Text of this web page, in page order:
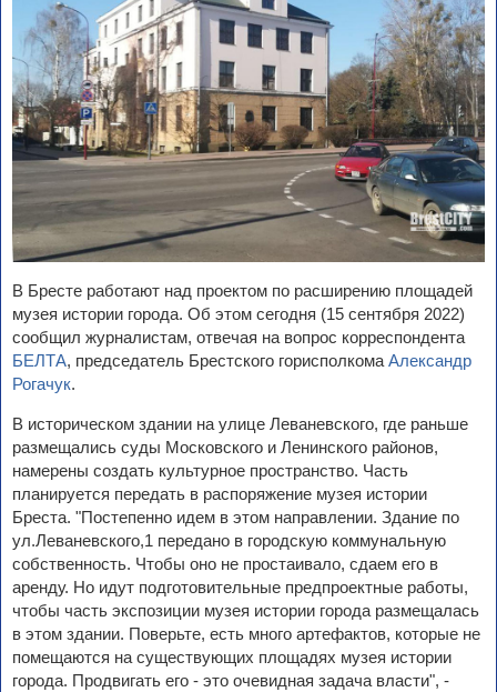
В Бресте работают над проектом по расширению площадей
музея истории города. Об этом сегодня (15 сентября 2022)
сообщил журналистам, отвечая на вопрос корреспондента
БЕЛТА, председатель Брестского горисполкома Александр
Рогачук.
В историческом здании на улице Леваневского, где раньше
размещались суды Московского и Ленинского районов,
намерены создать культурное пространство. Часть
планируется передать в распоряжение музея истории
Бреста. "Постепенно идем в этом направлении. Здание по
ул.Леваневского,1 передано в городскую коммунальную
собственность. Чтобы оно не простаивало, сдаем его в
аренду. Но идут подготовительные предпроектные работы,
чтобы часть экспозиции музея истории города размещалась
в этом здании. Поверьте, есть много артефактов, которые не
помещаются на существующих площадях музея истории
города. Продвигать его - это очевидная задача власти", -